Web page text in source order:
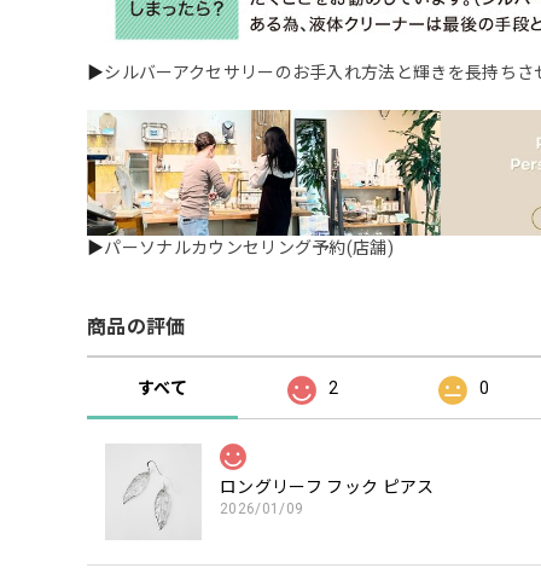
▶シルバーアクセサリーのお手入れ方法と輝きを長持ちさ
▶パーソナルカウンセリング予約(店舗)
商品の評価
すべて 2 0
ロングリーフ フック ピアス
2026/01/09